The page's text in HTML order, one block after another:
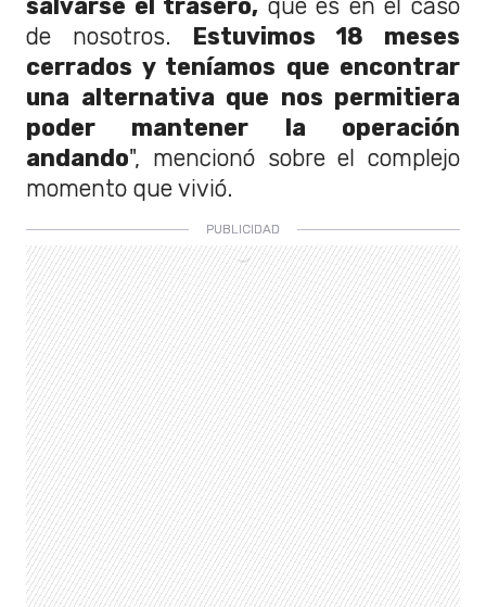
salvarse el trasero, que es en el caso
de nosotros. Estuvimos 18 meses
cerrados y teníamos que encontrar
una alternativa que nos permitiera
poder mantener la operación
andando", mencionó sobre el complejo
momento que vivió.